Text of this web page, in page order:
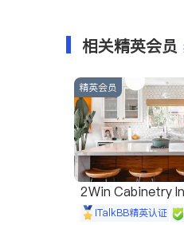
相关精英会员
精英会员
2Win Cabinetry
iTalkBB精英认证